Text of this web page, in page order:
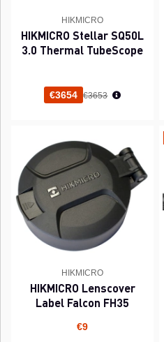
HIKMICRO
HIKMICRO Stellar SQ50L
3.0 Thermal TubeScope
€3654 Normaali hinta
€3653
HIKMICRO
HIKMICRO Lenscover
Label Falcon FH35
€9